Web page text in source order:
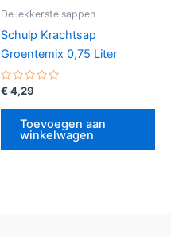
De lekkerste sappen
Schulp Krachtsap
Groentemix 0,75 Liter
Gewaardeerd
uit
€ 4,29
Toevoegen aan
winkelwagen